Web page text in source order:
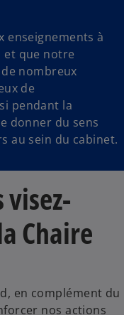
enseignements à
et que notre
nombreux
de
pendant la
donner du sens
au sein du cabinet.
Chaire
en complément du
nos actions